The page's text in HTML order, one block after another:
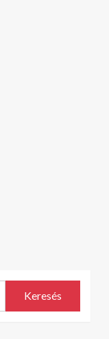
Keresés